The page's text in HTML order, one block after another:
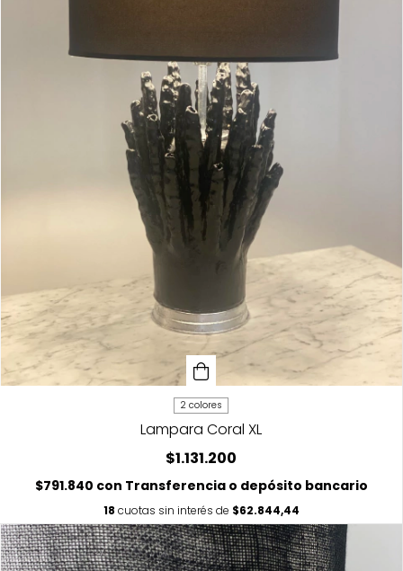
2 colores
Lampara Coral XL
$1.131.200
$791.840 con Transferencia o depósito bancario
18 cuotas sin interés de $62.844,44